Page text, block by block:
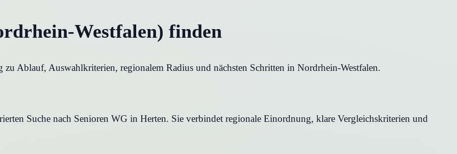
Westfalen) finden
Ablauf, Auswahlkriterien, regionalem Radius und nächsten Schritten in Nordrhein-Westfalen.
Suche nach Senioren WG in Herten. Sie verbindet regionale Einordnung, klare Vergleichskriterien und